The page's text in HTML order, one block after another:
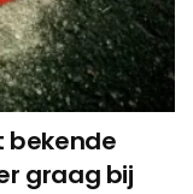
bekende
graag bij